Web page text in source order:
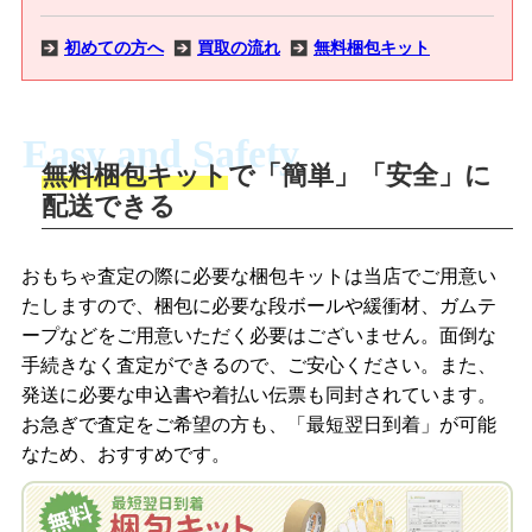
ライス パンカホリックピープル/ネオブライス CWC限定 プリマ
ンシャインホリディ/ネオブライス プリマドーリー ヘザースカ
イ/ネオブライス プリマドーリー ウィンサムウィロー/ネオブラ
イス プリマドーリー アドーラブルオーブリー/ネオブライス
CWC限定 ブルーミーブルームズベリー/ネオブライス CWC限
限定 マイリトルキャンディ/ネオブライス フレンドリーフレック
ルズ/ネオブライス カプチーノチャット/ネオブライス CWC限定
プリンセスミルクビスケットドゥキューポット
【２０１０年】
ネオブライス プレーリーポージー/ネオブライス CWC限定 ヴィ
ンターアルデンド/ネオブライス CWC限定 シンプリースパーク
ブライス シンプリーチョコレート/ネオブライス シンプリーバニ
初めての方へ 買取の流れ 無料梱包キット
商品撮影
商品を撮影して、査定フォームから画像
を送信します。
梱包キットをメールで申し込み
査定結果をメールで確認し、梱包キット
を申し込みます。梱包キットは送料無料
でお届けします。
LINEの友だち追加・査定画像を送信
「ジョニージョイLINE査定」を友だちに
追加し、スマートフォンなどのカメラで
撮影したおもちゃの写真をトーク中に送
信します。
梱包キットをLINEで申し込み
査定結果をLINEで確認し、梱包キットを
申し込みます。梱包キットは送料無料で
お届けします。
Easy and Safety
無料梱包キットで「簡単」「安全」に
配送できる
おもちゃ査定の際に必要な梱包キットは当店でご用意い
たしますので、梱包に必要な段ボールや緩衝材、ガムテ
ープなどをご用意いただく必要はございません。面倒な
手続きなく査定ができるので、ご安心ください。また、
発送に必要な申込書や着払い伝票も同封されています。
お急ぎで査定をご希望の方も、「最短翌日到着」が可能
なため、おすすめです。